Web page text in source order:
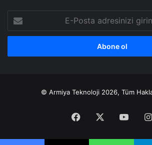
Posta
adresinizi
© Armiya Teknoloji 2026, Tüm
Facebook